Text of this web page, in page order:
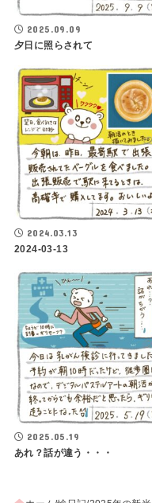
2025.09.09
夕日に照らされて
2024.03.13
2024-03-13
2025.05.19
あれ？話が違う・・・